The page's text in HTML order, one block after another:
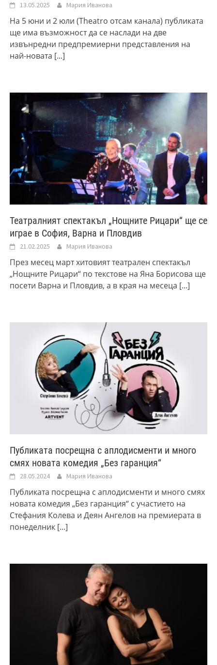
13.05.2025 Мария Иванова
На 5 юни и 2 юли (Theatro отсам канала) публиката
ще има възможност да се наслади на две
извънредни предпремиерни представления на
най-новата [...]
Театралният спектакъл „Нощните Рицари“ ще се
играе в София, Варна и Пловдив
21.02.2025 Мария Иванова
През месец март хитовият театрален спектакъл
„Нощните Рицари“ по текстове на Яна Борисова ще
посети Варна и Пловдив, а в края на месеца [...]
Публиката посрещна с аплодисменти и много
смях новата комедия „Без гаранция“
28.05.2024 Мария Иванова
Публиката посрещна с аплодисменти и много смях
новата комедия „Без гаранция“ с участието на
Стефания Колева и Деян Ангелов на премиерата в
понеделник [...]